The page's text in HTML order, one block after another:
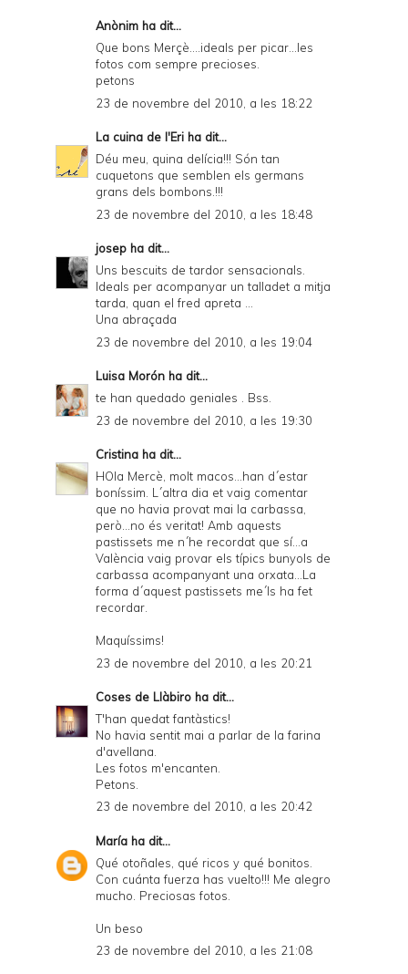
Anònim ha dit...
Que bons Merçè....ideals per picar...les
fotos com sempre precioses.
petons
23 de novembre del 2010, a les 18:22
La cuina de l'Eri ha dit...
Déu meu, quina delícia!!! Són tan
cuquetons que semblen els germans
grans dels bombons.!!!
23 de novembre del 2010, a les 18:48
josep ha dit...
Uns bescuits de tardor sensacionals.
Ideals per acompanyar un talladet a mitja
tarda, quan el fred apreta ...
Una abraçada
23 de novembre del 2010, a les 19:04
Luisa Morón ha dit...
te han quedado geniales . Bss.
23 de novembre del 2010, a les 19:30
Cristina ha dit...
HOla Mercè, molt macos...han d´estar
boníssim. L´altra dia et vaig comentar
que no havia provat mai la carbassa,
però...no és veritat! Amb aquests
pastissets me n´he recordat que sí...a
València vaig provar els típics bunyols de
carbassa acompanyant una orxata...La
forma d´aquest pastissets me´ls ha fet
recordar.
Maquíssims!
23 de novembre del 2010, a les 20:21
Coses de Llàbiro ha dit...
T'han quedat fantàstics!
No havia sentit mai a parlar de la farina
d'avellana.
Les fotos m'encanten.
Petons.
23 de novembre del 2010, a les 20:42
María ha dit...
Qué otoñales, qué ricos y qué bonitos.
Con cuánta fuerza has vuelto!!! Me alegro
mucho. Preciosas fotos.
Un beso
23 de novembre del 2010, a les 21:08